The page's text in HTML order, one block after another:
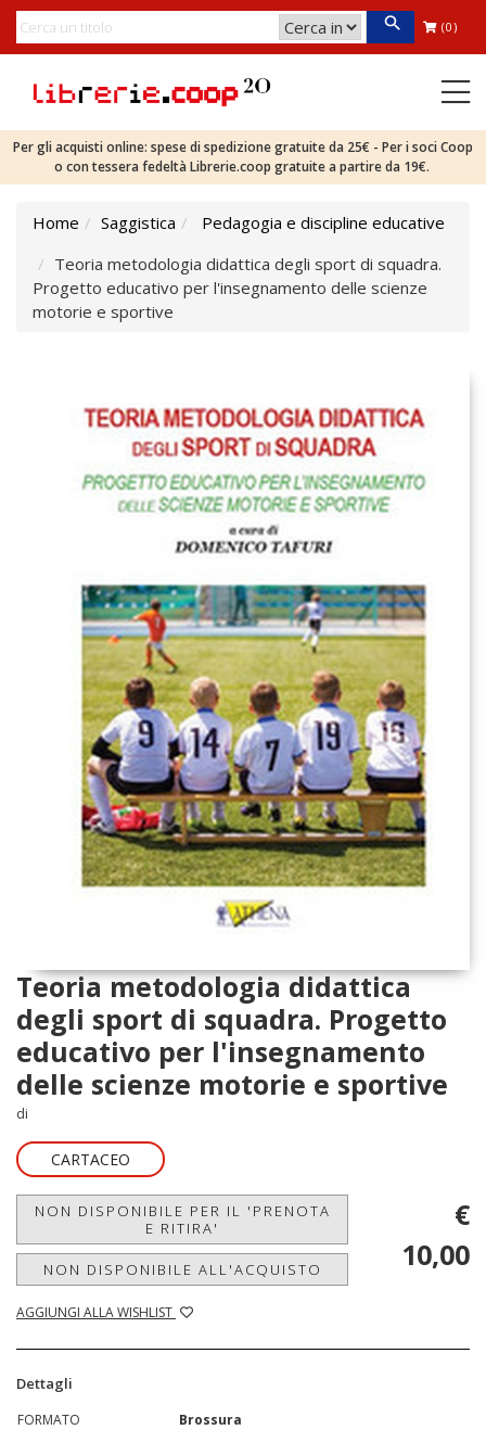
(0)
Per gli acquisti online: spese di spedizione gratuite da 25€ - Per i soci Coop
o con tessera fedeltà Librerie.coop gratuite a partire da 19€.
Home Saggistica
Pedagogia e discipline educative
Teoria metodologia didattica degli sport di squadra.
Progetto educativo per l'insegnamento delle scienze
motorie e sportive
Teoria metodologia didattica
degli sport di squadra. Progetto
educativo per l'insegnamento
delle scienze motorie e sportive
di
CARTACEO
NON DISPONIBILE PER IL 'PRENOTA
E RITIRA'
NON DISPONIBILE ALL'ACQUISTO
AGGIUNGI ALLA WISHLIST
€
10,00
Dettagli
FORMATO
Brossura